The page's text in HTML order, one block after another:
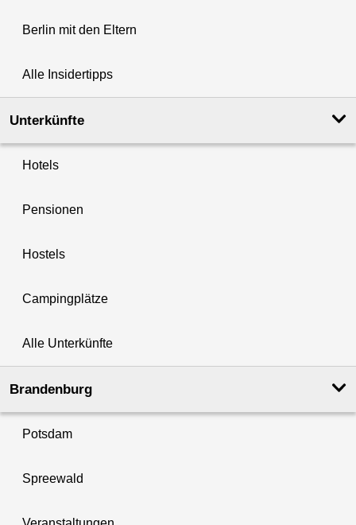
Berlin mit den Eltern
Alle Insidertipps
Unterkünfte
Hotels
Pensionen
Hostels
Campingplätze
Alle Unterkünfte
Brandenburg
Potsdam
Spreewald